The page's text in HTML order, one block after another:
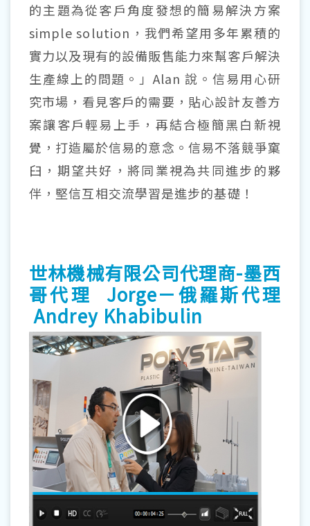
的主題為從客戶角度發想的簡易解決方案
simple solution，我們希望用多年累積的
實力以及現有的設備販售能力來幫客戶解決
生產線上的問題。」Alan 說。信易用心研
究市場，看見客戶的需要，貼心設計友善方
案讓客戶輕易上手，再結合極簡黑白新視
覺，打造屬於信易的意念。信易不落競爭窠
臼，期望共好，將同業視為共同進步的夥
伴，堅信互相交流學習是進步的基礎！
世林機械有限公司代理商-墨西
哥代理 Jorge－俄羅斯代理
Andrey Khabibulin